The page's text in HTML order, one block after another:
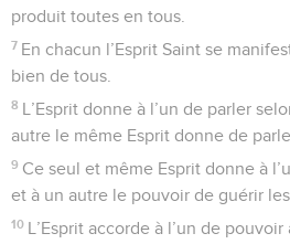
produit toutes en tous.
7 En chacun l’Esprit Saint se
bien de tous.
8 L’Esprit donne à l’un de parler
autre le même Esprit donne de
9 Ce seul et même Esprit donne à
et à un autre le pouvoir de guérir les
10 L’Esprit accorde à l’un de